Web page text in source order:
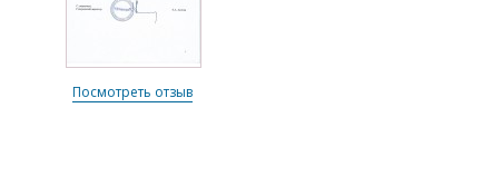
Посмотреть отзыв